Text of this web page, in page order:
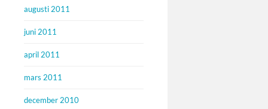
augusti 2011
juni 2011
april 2011
mars 2011
december 2010